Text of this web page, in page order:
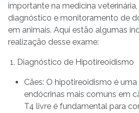
importante na medicina
diagnóstico e monitoramento de
em animais. Aqui estão algumas
realização desse exame:
1. Diagnóstico de Hipotireoidismo
Cães: O hipotireoidismo é
endócrinas mais comuns em
T4 livre é fundamental para